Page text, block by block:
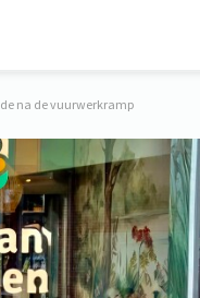
na de vuurwerkramp